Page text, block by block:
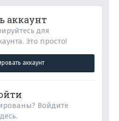
аккаунт
для
Это просто!
аккаунт
Войдите